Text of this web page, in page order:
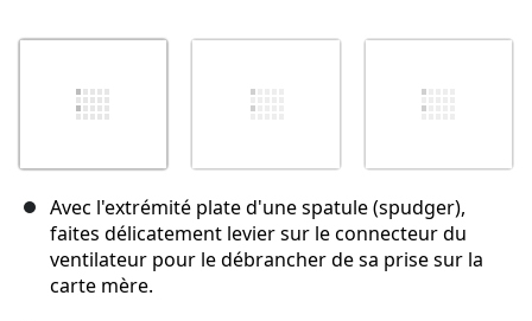
Avec l'extrémité plate d'une spatule (spudger),
faites délicatement levier sur le connecteur du
ventilateur pour le débrancher de sa prise sur la
carte mère.